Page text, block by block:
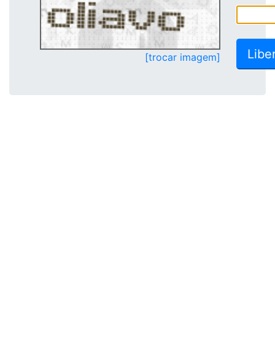
[trocar imagem]